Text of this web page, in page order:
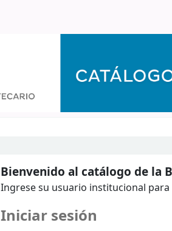
Bienvenido al catálogo de la
Ingrese su usuario institucional para
Iniciar sesión